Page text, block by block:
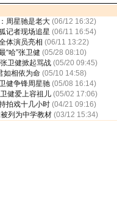
周星驰是老大 (06/12 16:32)
记者现场追星 (06/11 16:54)
体演员亮相 (06/11 13:22)
“哈”张卫健 (05/28 08:10)
卫健掀起骂战 (05/20 09:45)
如相依为命 (05/10 14:58)
健争锋周星驰 (05/08 16:14)
健爱上容祖儿 (05/02 17:06)
拍戏十几小时 (04/21 09:16)
列为中学教材 (03/12 15:34)